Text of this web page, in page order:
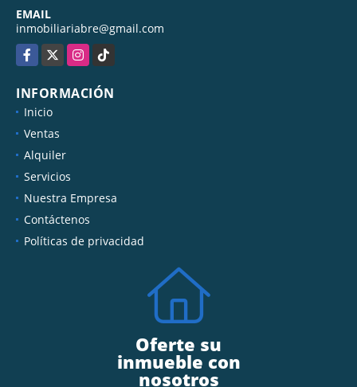
EMAIL
inmobiliariabre@gmail.com
Facebook
X Instagram
TikTok
INFORMACIÓN
Inicio
Ventas
Alquiler
Servicios
Nuestra Empresa
Contáctenos
Políticas de privacidad
Oferte su
inmueble con
nosotros